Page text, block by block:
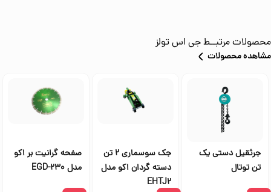
محصولات مرتبــطجی اس تولز
مشاهده محصولات
جرثقیل دستی یک
تن توتال
جک سوسماری ۲ تن
دسته گردان اکو مدل
EHTJ2
صفحه گرانیت بر اکو
مدل EGD-230